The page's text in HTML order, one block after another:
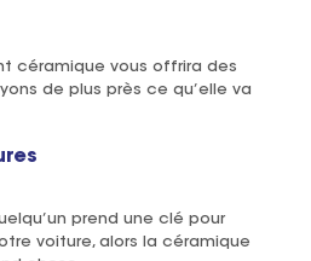
céramique vous offrira des
de plus près ce qu’elle va
prend une clé pour
voiture, alors la céramique